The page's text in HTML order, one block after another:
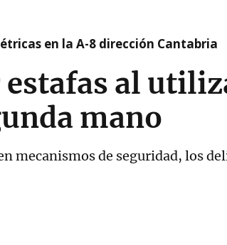
en la A-8 dirección Cantabria
al
mano
mecanismos de seguridad, los